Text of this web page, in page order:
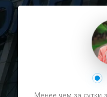
Менее чем за сутки